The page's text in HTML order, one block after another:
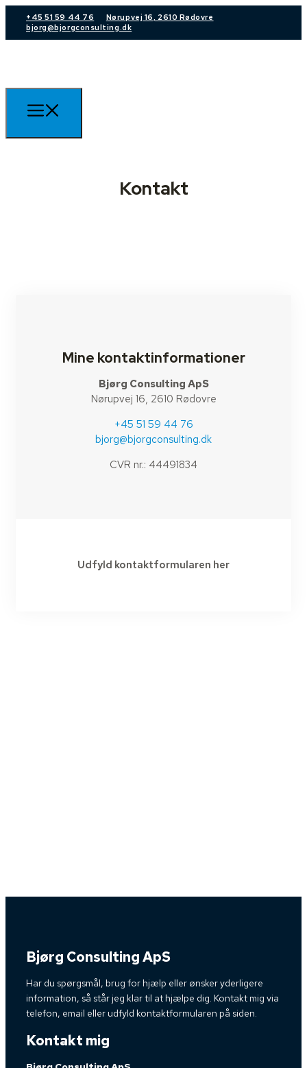
+45 51 59 44 76
Nørupvej 16, 2610 Rødovre
bjorg@bjorgconsulting.dk
Kontakt
Mine kontaktinformationer
Bjørg Consulting ApS
Nørupvej 16, 2610 Rødovre
+45 51 59 44 76
bjorg@bjorgconsulting.dk
CVR nr.: 44491834
Udfyld kontaktformularen her
Bjørg Consulting ApS
Har du spørgsmål, brug for hjælp eller ønsker yderligere
information, så står jeg klar til at hjælpe dig. Kontakt mig via
telefon, email eller udfyld kontaktformularen på siden.
Kontakt mig